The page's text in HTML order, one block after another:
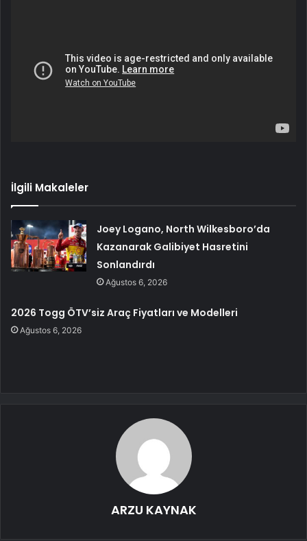
İlgili Makaleler
Joey Logano, North Wilkesboro’da
Kazanarak Galibiyet Hasretini
Sonlandırdı
Ağustos 6, 2026
2026 Togg ÖTV’siz Araç Fiyatları ve Modelleri
Ağustos 6, 2026
ARZU KAYNAK